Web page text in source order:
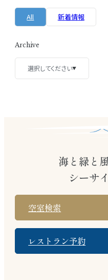
All 新着情報
Archive
選択してください▼
海と緑と
シーサ
空室検索
レストラン予約